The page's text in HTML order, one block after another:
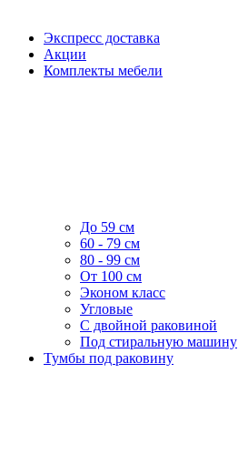
Экспресс доставка
Акции
Комплекты мебели
До 59 см
60 - 79 см
80 - 99 см
От 100 см
Эконом класс
Угловые
С двойной раковиной
Под стиральную машину
Тумбы под раковину